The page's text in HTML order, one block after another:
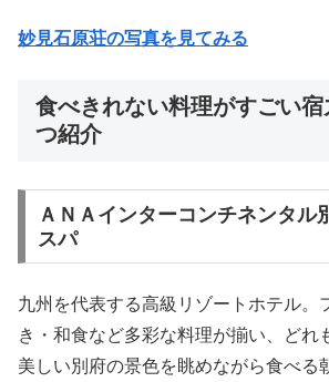
妙見石原荘の写真を見てみる
食べきれない料理がすごい
つ紹介
ＡＮＡインターコンチネンタル
スパ
九州を代表する高級リゾートホテル。
き・和食など多彩な料理が揃い、どれ
美しい別府の景色を眺めながら食べる